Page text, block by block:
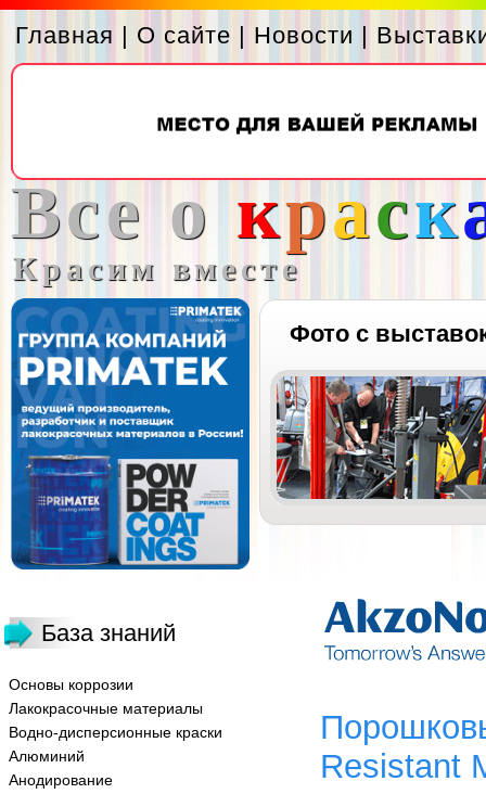
Главная | О сайте | Новости |
Все о краск
Красим вместе
Фото с
База знаний
Основы коррозии
Лакокрасочные материалы
Водно-дисперсионные краски
Алюминий
Анодирование
Resistant